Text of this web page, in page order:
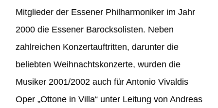
Mitglieder der Essener Philharmoniker im Jahr
2000 die Essener Barocksolisten. Neben
zahlreichen Konzertauftritten, darunter die
beliebten Weihnachtskonzerte, wurden die
Musiker 2001/2002 auch für Antonio Vivaldis
Oper „Ottone in Villa“ unter Leitung von Andreas